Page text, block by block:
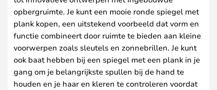
opbergruimte. Je kunt een mooie ronde spiegel met
plank kopen, een uitstekend voorbeeld dat vorm en
functie combineert door ruimte te bieden aan kleine
voorwerpen zoals sleutels en zonnebrillen. Je kunt
ook baat hebben bij een spiegel met een plank in je
gang om je belangrijkste spullen bij de hand te
houden en je haar en kleren te controleren voordat